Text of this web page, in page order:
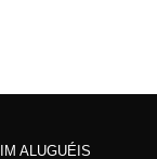
ALUGUÉIS